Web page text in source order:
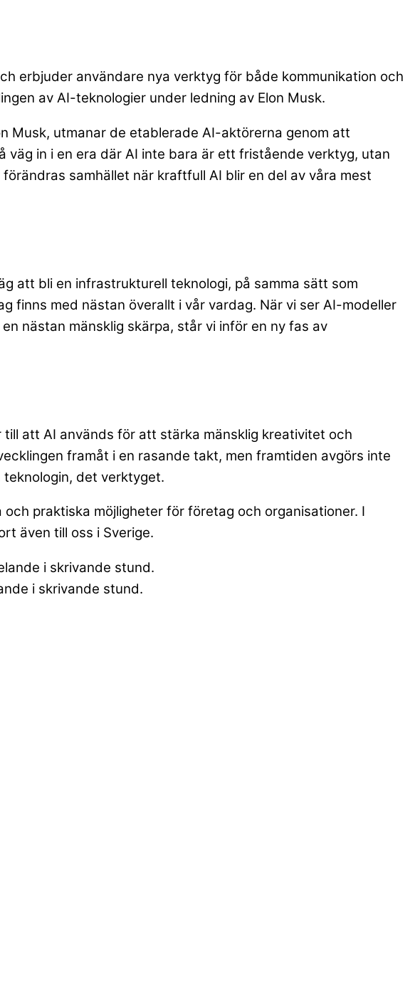
erbjuder användare nya verktyg för både kommunikation och
av AI-teknologier under ledning av Elon Musk.
Musk, utmanar de etablerade AI-aktörerna genom att
in i en era där AI inte bara är ett fristående verktyg, utan
samhället när kraftfull AI blir en del av våra mest
att bli en infrastrukturell teknologi, på samma sätt som
finns med nästan överallt i vår vardag. När vi ser AI-modeller
nästan mänsklig skärpa, står vi inför en ny fas av
att AI används för att stärka mänsklig kreativitet och
framåt i en rasande takt, men framtiden avgörs inte
det verktyget.
praktiska möjligheter för företag och organisationer. I
även till oss i Sverige.
i skrivande stund.